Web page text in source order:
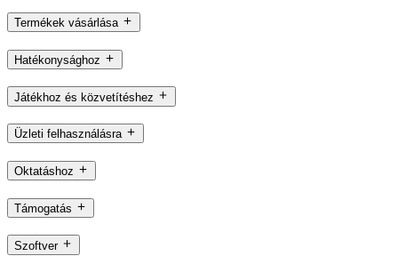
Termékek vásárlása
Hatékonysághoz
Játékhoz és közvetítéshez
Üzleti felhasználásra
Oktatáshoz
Támogatás
Szoftver